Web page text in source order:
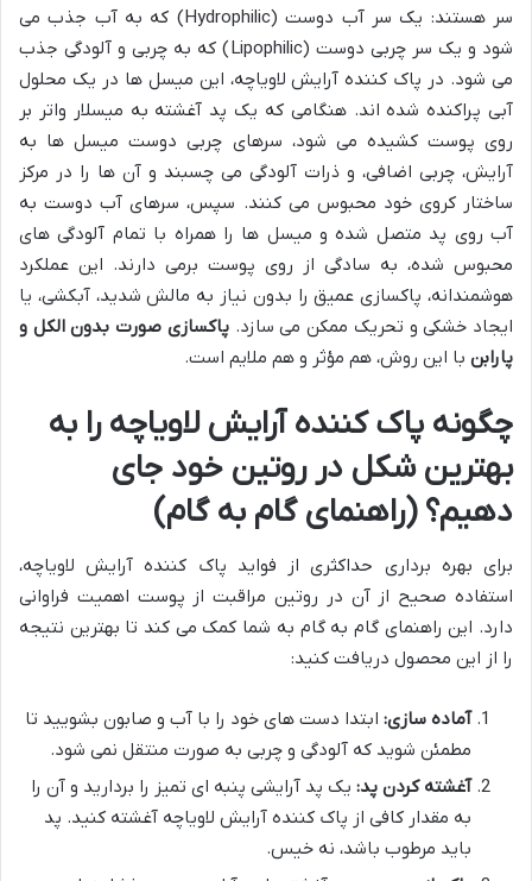
سر هستند: یک سر آب دوست (Hydrophilic) که به آب جذب می
شود و یک سر چربی دوست (Lipophilic) که به چربی و آلودگی جذب
می شود. در پاک کننده آرایش لاویاچه، این میسل ها در یک محلول
آبی پراکنده شده اند. هنگامی که یک پد آغشته به میسلار واتر بر
روی پوست کشیده می شود، سرهای چربی دوست میسل ها به
آرایش، چربی اضافی، و ذرات آلودگی می چسبند و آن ها را در مرکز
ساختار کروی خود محبوس می کنند. سپس، سرهای آب دوست به
آب روی پد متصل شده و میسل ها را همراه با تمام آلودگی های
محبوس شده، به سادگی از روی پوست برمی دارند. این عملکرد
هوشمندانه، پاکسازی عمیق را بدون نیاز به مالش شدید، آبکشی، یا
ایجاد خشکی و تحریک ممکن می سازد.پاکسازی صورت بدون الکل و
پارابن با این روش، هم مؤثر و هم ملایم است.
چگونه پاک کننده آرایش لاویاچه را به
بهترین شکل در روتین خود جای
دهیم؟ (راهنمای گام به گام)
برای بهره برداری حداکثری از فواید پاک کننده آرایش لاویاچه،
استفاده صحیح از آن در روتین مراقبت از پوست اهمیت فراوانی
دارد. این راهنمای گام به گام به شما کمک می کند تا بهترین نتیجه
را از این محصول دریافت کنید:
آماده سازی: ابتدا دست های خود را با آب و صابون بشویید تا
مطمئن شوید که آلودگی و چربی به صورت منتقل نمی شود.
آغشته کردن پد: یک پد آرایشی پنبه ای تمیز را بردارید و آن را
به مقدار کافی از پاک کننده آرایش لاویاچه آغشته کنید. پد
باید مرطوب باشد، نه خیس.